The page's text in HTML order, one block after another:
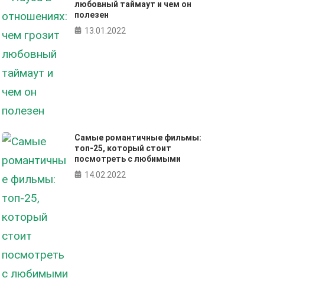
любовный таймаут и чем он
полезен
13.01.2022
Самые романтичные фильмы:
топ-25, который стоит
посмотреть с любимыми
14.02.2022